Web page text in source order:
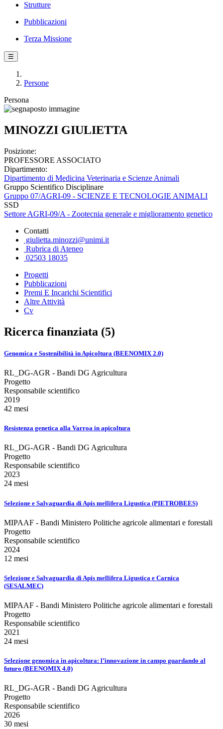
Strutture
Pubblicazioni
Terza Missione
☰
Persone
Persona
MINOZZI GIULIETTA
Posizione:
PROFESSORE ASSOCIATO
Dipartimento:
Dipartimento di Medicina Veterinaria e Scienze Animali
Gruppo Scientifico Disciplinare
Gruppo 07/AGRI-09 - SCIENZE E TECNOLOGIE ANIMALI
SSD
Settore AGRI-09/A - Zootecnia generale e miglioramento genetico
Contatti
giulietta.minozzi@unimi.it
Rubrica di Ateneo
02503 18035
Progetti
Pubblicazioni
Premi E Incarichi Scientifici
Altre Attività
Cv
Ricerca finanziata (5)
Genomica e Sostenibilità in Apicoltura (BEENOMIX 2.0)
RL_DG-AGR - Bandi DG Agricultura
Progetto
Responsabile scientifico
2019
42 mesi
Resistenza genetica alla Varroa in apicoltura
RL_DG-AGR - Bandi DG Agricultura
Progetto
Responsabile scientifico
2023
24 mesi
Selezione e Salvaguardia di Apis mellifera Ligustica (PIETROBEES)
MIPAAF - Bandi Ministero Politiche agricole alimentari e forestali
Progetto
Responsabile scientifico
2024
12 mesi
Selezione e Salvaguardia di Apis mellifera Ligustica e Carnica
(SESALMEC)
MIPAAF - Bandi Ministero Politiche agricole alimentari e forestali
Progetto
Responsabile scientifico
2021
24 mesi
Selezione genomica in apicoltura: l’innovazione in campo guardando al
futuro (BEENOMIX 4.0)
RL_DG-AGR - Bandi DG Agricultura
Progetto
Responsabile scientifico
2026
30 mesi